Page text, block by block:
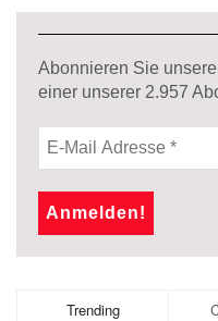
Abonnieren Sie
einer unserer 2.957
Trending